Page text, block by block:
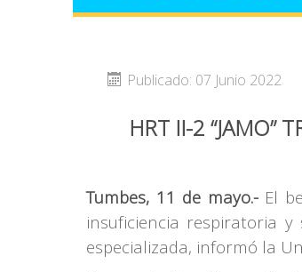
Publicado: 07 Junio 2022
HRT II-2 “JAMO”
Tumbes, 11 de mayo.-El
insuficiencia respiratoria
especializada, informó la